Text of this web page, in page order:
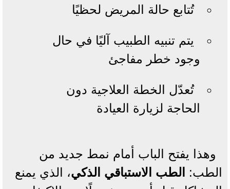
تُتابع حالة المريض لحظيًا
يتم تنبيه الطبيب آليًا في حال
وجود خطر مفاجئ
تُعدّل الخطة العلاجية دون
الحاجة لزيارة العيادة
وهذا يفتح الباب أمام نمط جديد من
الطب:
الطب الاستباقي الذكي، الذي يمنع